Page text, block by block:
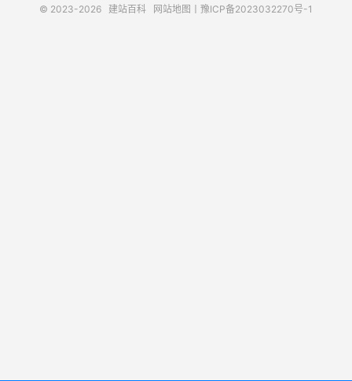
© 2023-2026 建站百科 网站地图 豫ICP备2023032270号-1